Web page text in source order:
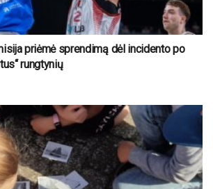
priėmė sprendimą dėl incidento po
rungtynių